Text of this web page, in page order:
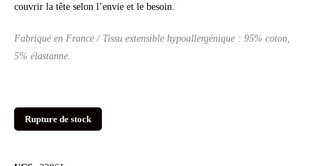
couvrir la tête selon l’envie et le besoin.
Fabriqué en France / Tissu extensible hypoallergénique : 95% coton,
5% élastanne.
Rupture de stock